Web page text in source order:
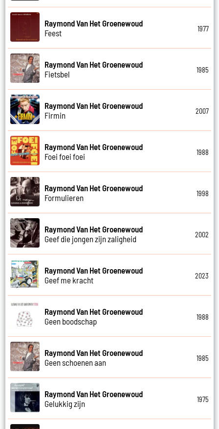
Raymond Van Het Groenewoud
Feest
1977
Raymond Van Het Groenewoud
Fietsbel
1985
Raymond Van Het Groenewoud
Firmin
2007
Raymond Van Het Groenewoud
Foei foei foei
1988
Raymond Van Het Groenewoud
Formulieren
1998
Raymond Van Het Groenewoud
Geef die jongen zijn zaligheid
2002
Raymond Van Het Groenewoud
Geef me kracht
2023
Raymond Van Het Groenewoud
Geen boodschap
1988
Raymond Van Het Groenewoud
Geen schoenen aan
1985
Raymond Van Het Groenewoud
Gelukkig zijn
1975